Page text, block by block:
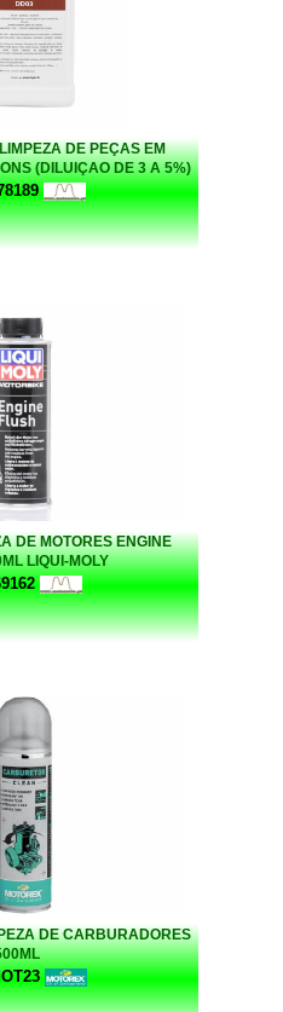
DE PEÇAS EM
(DILUIÇAO DE 3 A 5%)
E DESOXIDA 1L
DE MOTORES ENGINE
LIQUI-MOLY
DE CARBURADORES